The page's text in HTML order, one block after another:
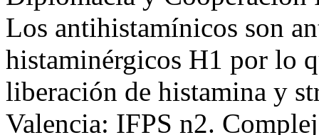
Los antihistamínicos son
histaminérgicos H1 por lo
liberación de histamina y
Valencia: IFPS n2.